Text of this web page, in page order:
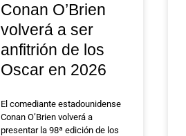
Conan O’Brien
volverá a ser
anfitrión de los
Oscar en 2026
El comediante estadounidense
Conan O’Brien volverá a
presentar la 98ª edición de los